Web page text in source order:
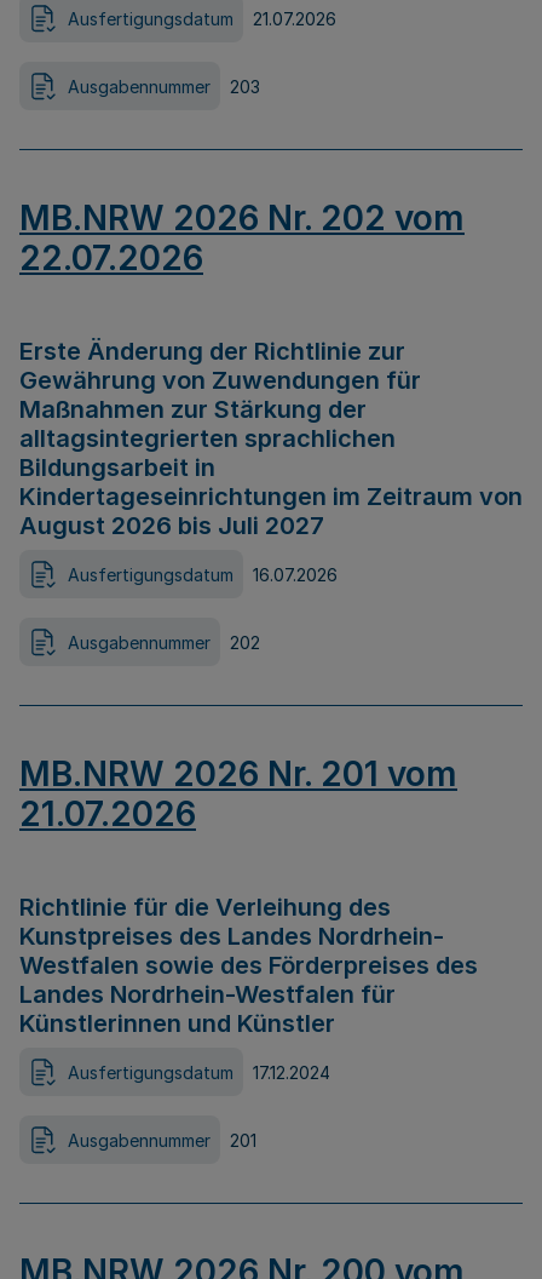
Ausfertigungsdatum 21.07.2026
Ausgabennummer 203
MB.NRW 2026 Nr. 202 vom
22.07.2026
Erste Änderung der Richtlinie zur
Gewährung von Zuwendungen für
Maßnahmen zur Stärkung der
alltagsintegrierten sprachlichen
Bildungsarbeit in
Kindertageseinrichtungen im Zeitraum von
August 2026 bis Juli 2027
Ausfertigungsdatum 16.07.2026
Ausgabennummer 202
MB.NRW 2026 Nr. 201 vom
21.07.2026
Richtlinie für die Verleihung des
Kunstpreises des Landes Nordrhein-
Westfalen sowie des Förderpreises des
Landes Nordrhein-Westfalen für
Künstlerinnen und Künstler
Ausfertigungsdatum 17.12.2024
Ausgabennummer 201